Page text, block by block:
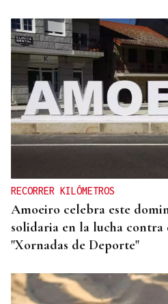
CANEDO
Un herido en la colisión
RECORRER KILÓMETROS
Amoeiro celebra este
solidaria en la lucha contra
"Xornadas de Deporte"